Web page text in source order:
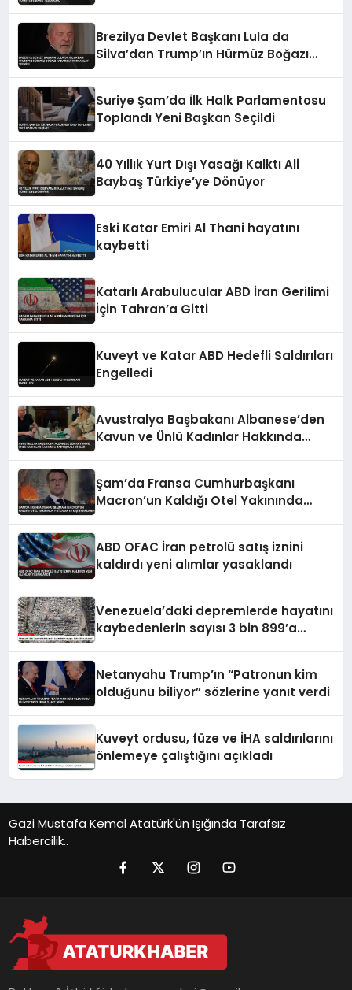
Brezilya Devlet Başkanı Lula da
Silva’dan Trump’ın Hürmüz Boğazı
Suriye Şam’da İlk Halk Parlamentosu
Toplandı Yeni Başkan Seçildi
40 Yıllık Yurt Dışı Yasağı Kalktı Ali
Baybaş Türkiye’ye Dönüyor
Eski Katar Emiri Al Thani hayatını
kaybetti
Katarlı Arabulucular ABD İran Gerilimi
İçin Tahran’a Gitti
Kuveyt ve Katar ABD Hedefli Saldırıları
Engelledi
Avustralya Başbakanı Albanese’den
Kavun ve Ünlü Kadınlar Hakkında
Şam’da Fransa Cumhurbaşkanı
Macron’un Kaldığı Otel Yakınında
ABD OFAC İran petrolü satış iznini
kaldırdı yeni alımlar yasaklandı
Venezuela’daki depremlerde hayatını
kaybedenlerin sayısı 3 bin 899’a
Netanyahu Trump’ın “Patronun kim
olduğunu biliyor” sözlerine yanıt verdi
Kuveyt ordusu, füze ve İHA saldırılarını
önlemeye çalıştığını açıkladı
Gazi Mustafa Kemal Atatürk'ün Işığında Tarafsız
Habercilik..